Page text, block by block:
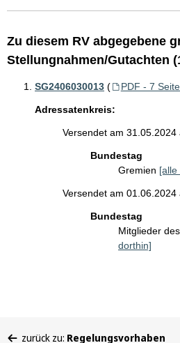
Zu diesem RV abgegebene
Stellungnahmen/Gutachten
SG2406030013 ( PDF - 7
Adressatenkreis:
Versendet am 31.05.2024
Bundestag
Gremien [alle
Versendet am 01.06.2024
Bundestag
Mitglieder
dorthin]
zurück zu: Regelungsvorhaben